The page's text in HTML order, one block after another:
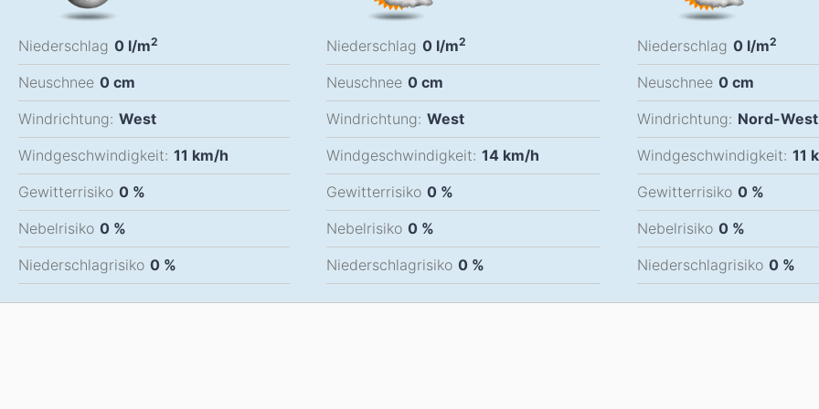
Niederschlag 0 l/m2
Neuschnee 0 cm
Windrichtung: West
Windgeschwindigkeit: 11 km/h
Gewitterrisiko 0 %
Nebelrisiko 0 %
Niederschlagrisiko 0 %
Niederschlag 0 l/m2
Neuschnee 0 cm
Windrichtung: West
Windgeschwindigkeit: 14 km/h
Gewitterrisiko 0 %
Nebelrisiko 0 %
Niederschlagrisiko 0 %
Niederschlag 0 l/m2
Neuschnee 0 cm
Windrichtung: Nord-West
Windgeschwindigkeit: 11
Gewitterrisiko 0 %
Nebelrisiko 0 %
Niederschlagrisiko 0 %